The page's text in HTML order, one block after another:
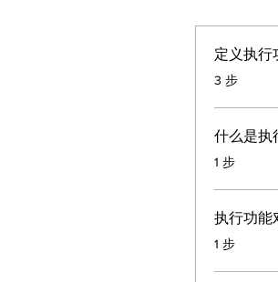
定义执行
.3 步
什么是执
.1 步
执行功能
.1 步